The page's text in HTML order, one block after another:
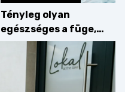
Tényleg olyan
egészséges a füge,
mint amilyennek
gondoljuk?